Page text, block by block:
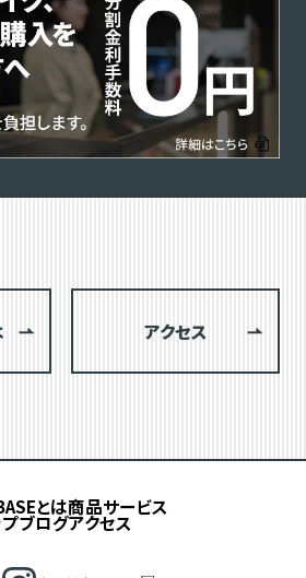
アクセス
とは商品サービス
プブログアクセス